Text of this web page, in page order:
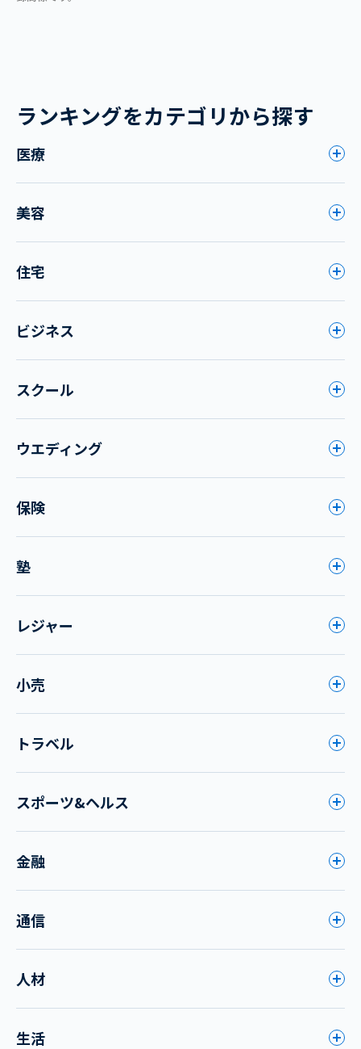
ランキングをカテゴリから探す
医療
美容
住宅
ビジネス
スクール
ウエディング
保険
塾
レジャー
小売
トラベル
スポーツ&ヘルス
金融
通信
人材
生活